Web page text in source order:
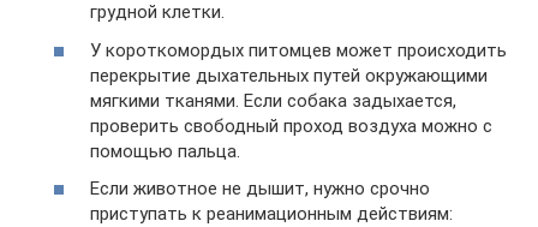
грудной клетки.
У короткомордых питомцев может происходить
перекрытие дыхательных путей окружающими
мягкими тканями. Если собака задыхается,
проверить свободный проход воздуха можно с
помощью пальца.
Если животное не дышит, нужно срочно
приступать к реанимационным действиям: